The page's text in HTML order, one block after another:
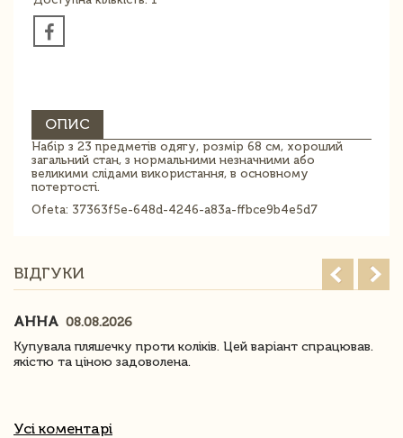
ОПИС
Набір з 23 предметів одягу, розмір 68 см, хороший
загальний стан, з нормальними незначними або
великими слідами використання, в основному
потертості.
Ofeta: 37363f5e-648d-4246-a83a-ffbce9b4e5d7
ВІДГУКИ
АННА 08.08.2026
Купувала пляшечку проти коліків. Цей варіант спрацював.
якістю та ціною задоволена.
Усі коментарі